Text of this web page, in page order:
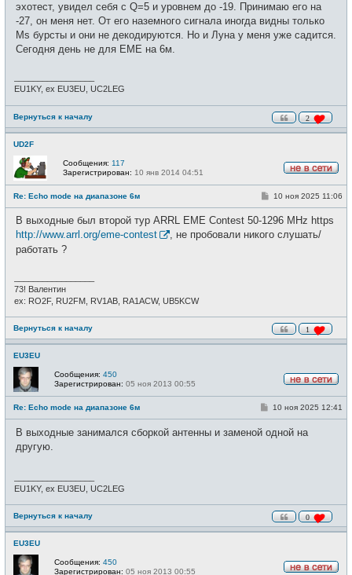
2
эхотест, увидел себя с Q=5 и уровнем до -19. Принимаю его на
-27, он меня нет. От его наземного сигнала иногда видны только
Ms бурсты и они не декодируются. Но и Луна у меня уже садится.
Сегодня день не для EME на 6м.
EU1KY, ex EU3EU, UC2LEG
Вернуться к началу
UD2F
е
в
с
Сообщения: 117
Зарегистрирован: 10 янв 2014 04:51
Re: Echo mode на диапазоне 6м
1
С
б
щ
10 ноя 2025 11:06
В выходные был второй тур ARRL EME Contest 50-1296 MHz https
http://www.arrl.org/eme-contest
, не пробовали никого слушать/
работать ?
73! Валентин
ex: RO2F, RU2FM, RV1AB, RA1ACW, UB5KCW
Вернуться к началу
EU3EU
е
в
с
Сообщения: 450
Зарегистрирован: 05 ноя 2013 00:55
Re: Echo mode на диапазоне 6м
0
С
б
10 ноя 2025 12:41
В выходные занимался сборкой антенны и заменой одной на
другую.
EU1KY, ex EU3EU, UC2LEG
Вернуться к началу
EU3EU
Сообщения: 450
Зарегистрирован: 05 ноя 2013 00:55